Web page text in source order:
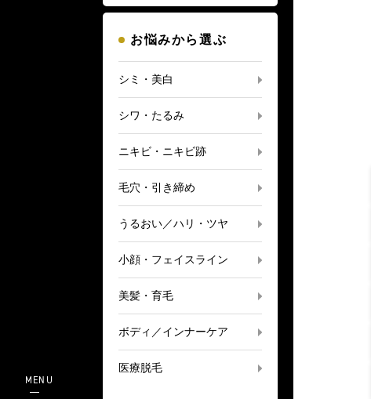
MENU
お悩みから選ぶ
シミ・美白
シワ・たるみ
ニキビ・ニキビ跡
毛穴・引き締め
うるおい／ハリ・ツヤ
小顔・フェイスライン
美髪・育毛
ボディ／インナーケア
医療脱毛